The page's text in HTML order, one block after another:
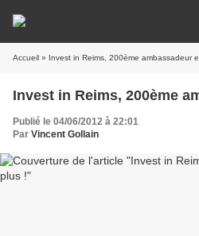
Accueil » Invest in Reims, 200ème ambassadeur
Invest in Reims, 200ème
Publié le 04/06/2012 à 22:01
Par Vincent Gollain